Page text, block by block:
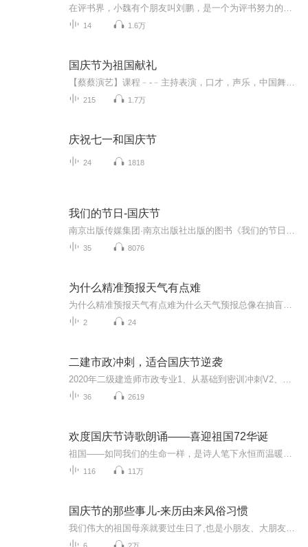
14 1.6万
国庆节为祖国献礼
215 1.7万
庆祝七一和国庆节
24 1818
我们的节日-国庆节
35 8076
为什么精准预报天气有点难
2 24
二建市政冲刺，适合国庆节逆袭
36 2619
欢度国庆节诗歌朗诵——喜迎祖国72华诞
116 11万
国庆节的那些事儿-来历由来风俗习惯